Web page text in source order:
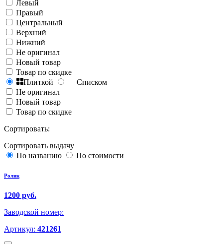
Левый
Правый
Центральный
Верхний
Нижний
Не оригинал
Новый товар
Товар по скидке
Плиткой
Списком
Не оригинал
Новый товар
Товар по скидке
Сортировать:
Сортировать выдачу
По названию
По стоимости
Ролик
1200 руб.
Заводской номер:
Артикул: 421261